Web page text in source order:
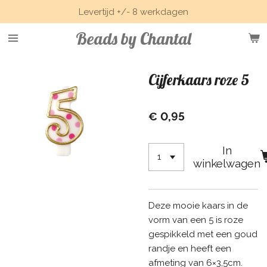
direct
naar
Beads by Chantal
Levertijd +/- 8 werkdagen
Cijferkaars roze 5
€ 0,95
In
winkelwagen
Deze mooie kaars in de
vorm van een 5 is roze
gespikkeld met een goud
randje en heeft een
afmeting van 6×3,5cm.